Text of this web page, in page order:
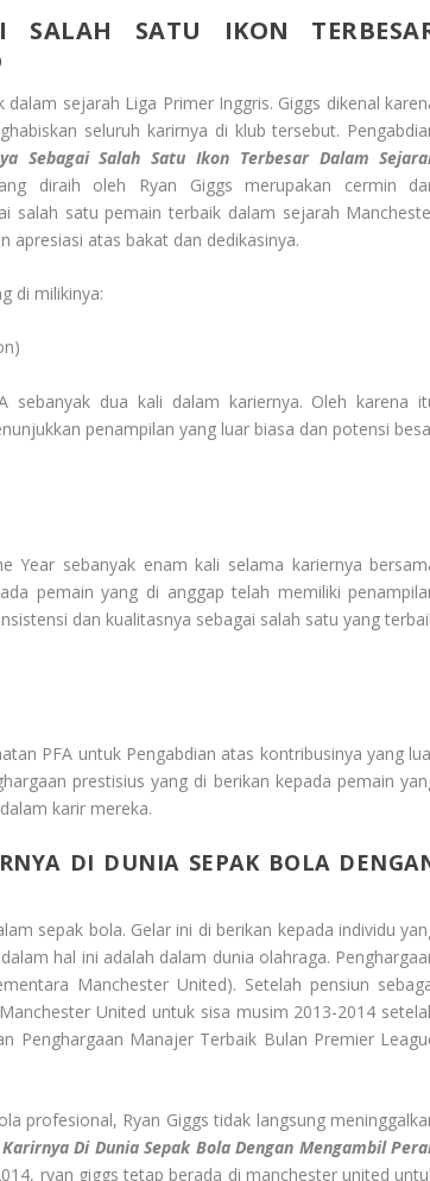
SALAH SATU IKON
sejarah Liga Primer Inggris. Giggs dikenal
seluruh karirnya di klub tersebut.
Sebagai Salah Satu Ikon Terbesar Dalam
diraih oleh Ryan Giggs merupakan cermin
salah satu pemain terbaik dalam sejarah
apresiasi atas bakat dan dedikasinya.
di milikinya:
sebanyak dua kali dalam kariernya. Oleh karena
penampilan yang luar biasa dan potensi
sebanyak enam kali selama kariernya
pemain yang di anggap telah memiliki
dan kualitasnya sebagai salah satu yang
PFA untuk Pengabdian atas kontribusinya yang
prestisius yang di berikan kepada pemain
karir mereka.
DI DUNIA SEPAK BOLA
sepak bola. Gelar ini di berikan kepada individu
hal ini adalah dalam dunia olahraga.
Manchester United). Setelah pensiun
United untuk sisa musim 2013-2014
Penghargaan Manajer Terbaik Bulan Premier
profesional, Ryan Giggs tidak langsung
Di Dunia Sepak Bola Dengan Mengambil
ryan giggs tetap berada di manchester united